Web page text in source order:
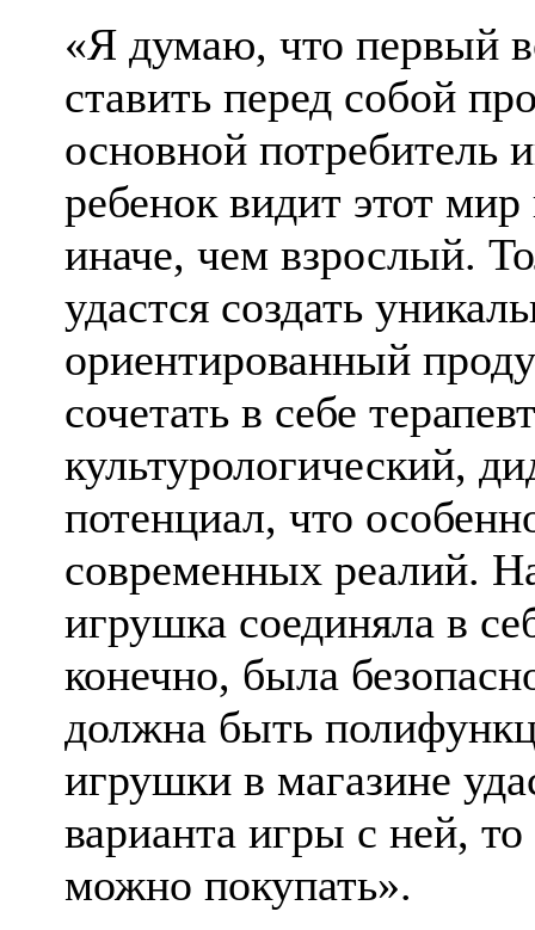
«Я думаю, что первый
ставить перед собой
основной потребитель
ребенок видит этот
иначе, чем взрослый.
удастся создать
ориентированный
сочетать в себе
культурологический,
потенциал, что
современных реалий.
игрушка соединяла в
конечно, была
должна быть
игрушки в магазине
варианта игры с ней,
можно покупать».